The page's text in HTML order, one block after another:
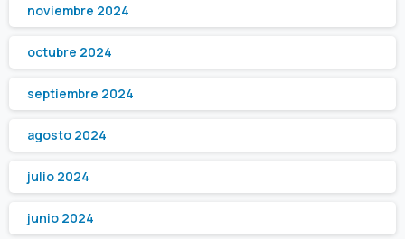
noviembre 2024
octubre 2024
septiembre 2024
agosto 2024
julio 2024
junio 2024